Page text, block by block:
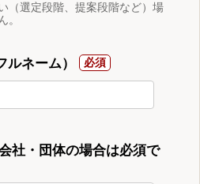
（選定段階、提案段階など）場
。
ネーム）
社・団体の場合は必須で